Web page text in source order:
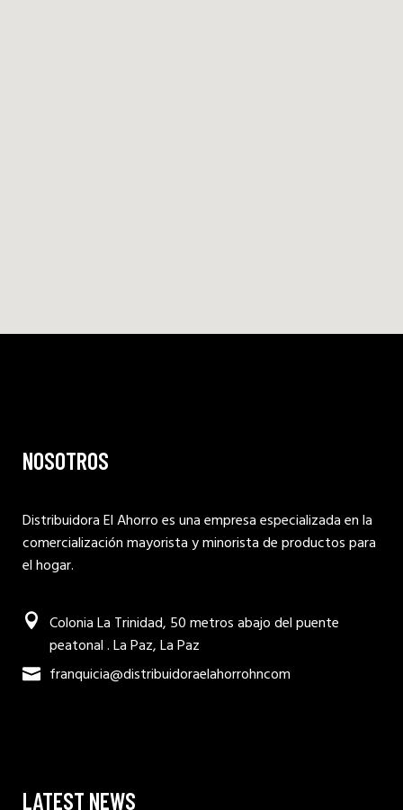
NOSOTROS
Distribuidora El Ahorro es una empresa especializada en la
comercialización mayorista y minorista de productos para
el hogar.
Colonia La Trinidad, 50 metros abajo del puente
peatonal . La Paz, La Paz
franquicia@distribuidoraelahorrohncom
LATEST NEWS